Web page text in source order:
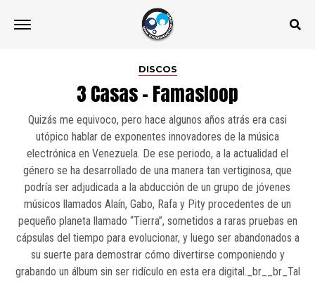
DISCOS
3 Casas – Famasloop
Quizás me equivoco, pero hace algunos años atrás era casi
utópico hablar de exponentes innovadores de la música
electrónica en Venezuela. De ese periodo, a la actualidad el
género se ha desarrollado de una manera tan vertiginosa, que
podría ser adjudicada a la abducción de un grupo de jóvenes
músicos llamados Alaín, Gabo, Rafa y Pity procedentes de un
pequeño planeta llamado “Tierra”, sometidos a raras pruebas en
cápsulas del tiempo para evolucionar, y luego ser abandonados a
su suerte para demostrar cómo divertirse componiendo y
grabando un álbum sin ser ridículo en esta era digital._br__br_Tal